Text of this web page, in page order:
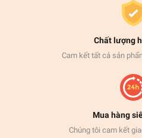
Chất lượng
Cam kết tất cả sản
Mua hàng
Chúng tôi cam kết